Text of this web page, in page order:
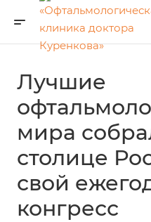
Лучшие
мира
столице
свой
конгресс